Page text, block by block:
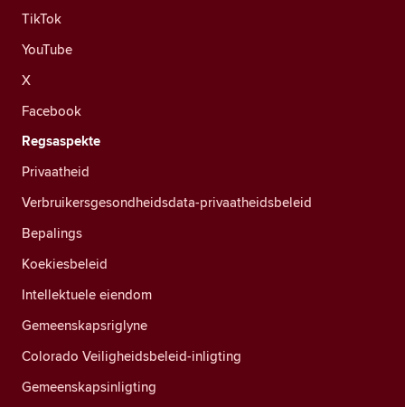
TikTok
YouTube
X
Facebook
Regsaspekte
Privaatheid
Verbruikersgesondheidsdata-privaatheidsbeleid
Bepalings
Koekiesbeleid
Intellektuele eiendom
Gemeenskapsriglyne
Colorado Veiligheidsbeleid-inligting
Gemeenskapsinligting